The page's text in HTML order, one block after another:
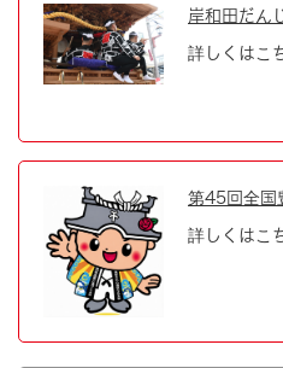
岸和田だん
詳しくはこ
第45回全国
詳しくはこ